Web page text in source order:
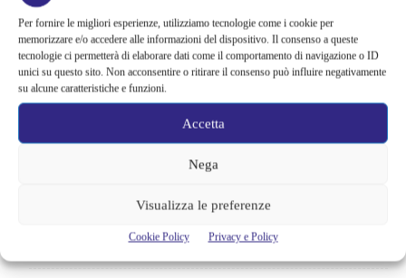
Per fornire le migliori esperienze, utilizziamo tecnologie come i cookie per
memorizzare e/o accedere alle informazioni del dispositivo. Il consenso a queste
tecnologie ci permetterà di elaborare dati come il comportamento di navigazione o ID
unici su questo sito. Non acconsentire o ritirare il consenso può influire negativamente
su alcune caratteristiche e funzioni.
Accetta
Nega
Visualizza le preferenze
Cookie Policy Privacy e Policy
La bocca del diavolo arriva su Prime Video, squali e claustrofobia nel
nuovo survival horror: una vacanza diventa una trappola